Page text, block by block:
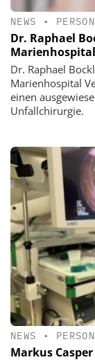
NEWS •
Dr. Raphael
Dr. Raphael
Marienhospital
einen
Unfallchirurgie.
NEWS •
Markus